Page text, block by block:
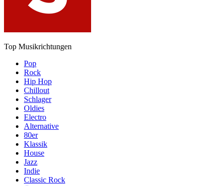
Top Musikrichtungen
Pop
Rock
Hip Hop
Chillout
Schlager
Oldies
Electro
Alternative
80er
Klassik
House
Jazz
Indie
Classic Rock